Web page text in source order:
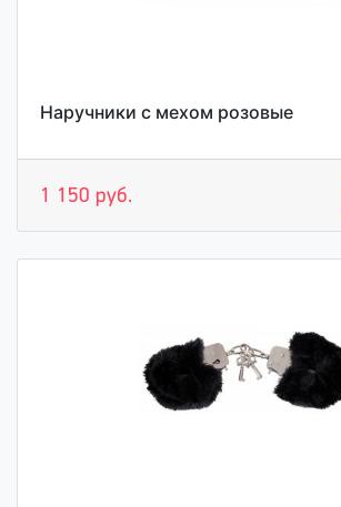
Наручники с мехом розовые
1 150 руб.